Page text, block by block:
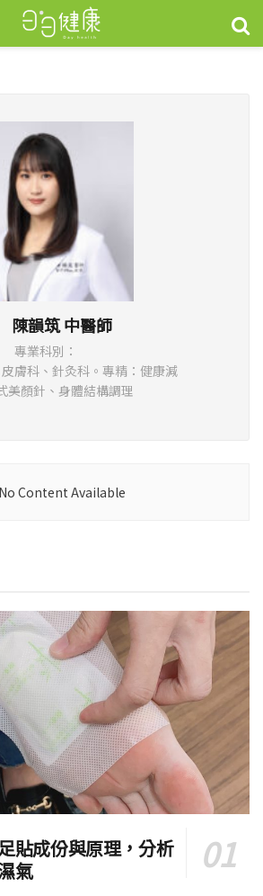
陳韻筑 中醫師
專業科別：
膚科、針灸科。專精：健康減
美顏針、身體結構調理
No Content Available
貼成份與原理，分析
氣